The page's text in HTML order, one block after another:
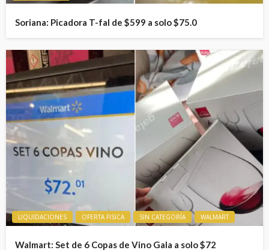
Soriana: Picadora T-fal de $599 a solo $75.0
LIQUIDACIONES OFERTA FISICA SIN CATEGORÍA WALMART
Walmart: Set de 6 Copas de Vino Gala a solo $72